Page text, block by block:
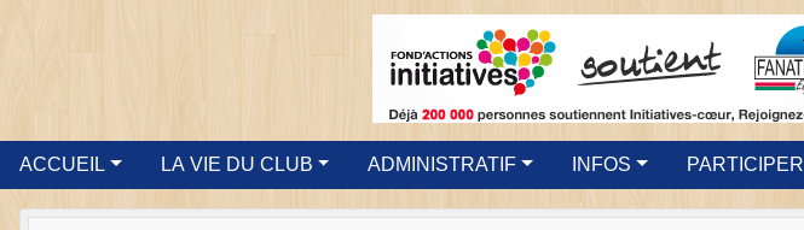
ACCUEIL LA VIE DU CLUB ADMINISTRATIF INFOS PARTICIPER